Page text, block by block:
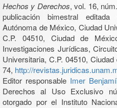
Hechos y Derechos, vol. 16,
publicación bimestral
Autónoma de México, Ciudad
C.P. 04510, Ciudad de
Investigaciones Jurídicas,
Universitaria, C.P. 04510,
74, http://
Editor responsable Imer
Derechos al Uso Exclusivo
otorgado por el Instituto